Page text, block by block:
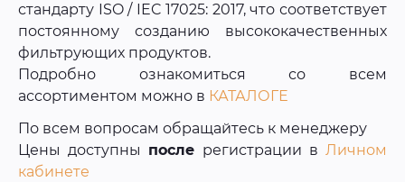
стандарту ISO / IEC 17025: 2017, что соответствует
постоянному созданию высококачественных
фильтрующих продуктов.
Подробно ознакомиться со всем
ассортиментом можно в КАТАЛОГЕ
По всем вопросам обращайтесь к менеджеру
Цены доступны после регистрации в Личном
кабинете